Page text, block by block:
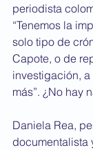
periodista
“Tenemos la
solo tipo de
Capote, o de
investigación,
más”. ¿No hay
Daniela Rea,
documentalista